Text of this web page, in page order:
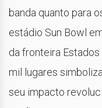
banda quanto para
estádio Sun Bowl
da fronteira
mil lugares
seu impacto